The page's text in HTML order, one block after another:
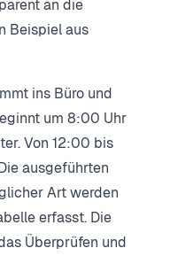
an die
Beispiel aus
ins Büro und
um 8:00 Uhr
Von 12:00 bis
ausgeführten
Art werden
erfasst. Die
Überprüfen und